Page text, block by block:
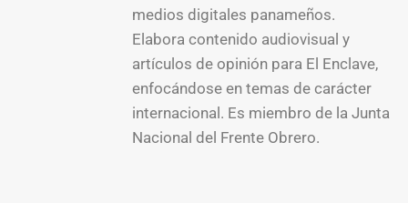
medios digitales panameños.
Elabora contenido audiovisual y
artículos de opinión para El Enclave,
enfocándose en temas de carácter
internacional. Es miembro de la Junta
Nacional del Frente Obrero.